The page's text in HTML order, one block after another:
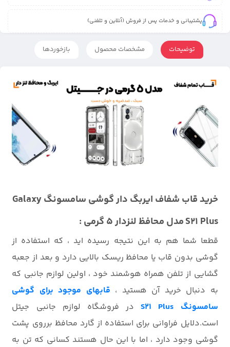
پشتیبانی و خدمات پس از فروش (آنلاین و تلفنی)
توضیحات مشخصات محصول بازخوردها
خرید قاب شفاف ایربگ دار
گوشی سامسونگ Galaxy
S21 Plus مدل محافظ لنزدار 5 گرمی :
قطعا شما هم به این نتیجه رسیده اید ، که استفاده از
گوشی بدون قاب یا محافظ ریسک بالایی دارد و بعد از جعبه
گشایی از تلفن همراه هوشمند خود ، اولین لوازم جانبی که
به دنبال خرید آن هستید ، قابهای موجود برای گوشی
سامسونگ S21 Plus
در فروشگاه لوازم جانبی جیتل
است.دلایل فراوانی برای استفاده از گارد محافظ برروی پشت
گوشی وجود دارد ، اما با این حال هستند کسانی که تن به